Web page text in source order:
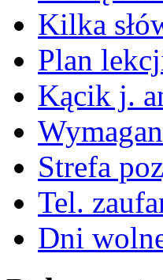
Kilka
Plan
Kącik j.
Strefa
Tel.
Dni